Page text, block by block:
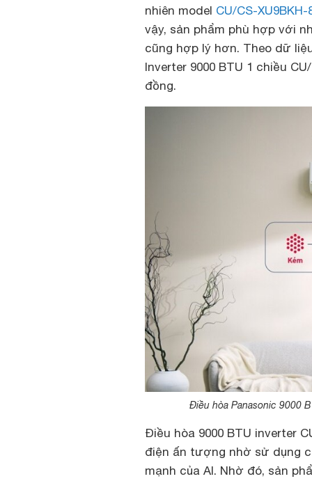
nhiên model CU/CS-XU9BKH-
vậy, sản phẩm phù hợp với
cũng hợp lý hơn. Theo dữ
Inverter 9000 BTU 1 chiều
đồng.
Điều hòa Panasonic 9000
Điều hòa 9000 BTU inverter
điện ấn tượng nhờ sử dụng
mạnh của AI. Nhờ đó, sản